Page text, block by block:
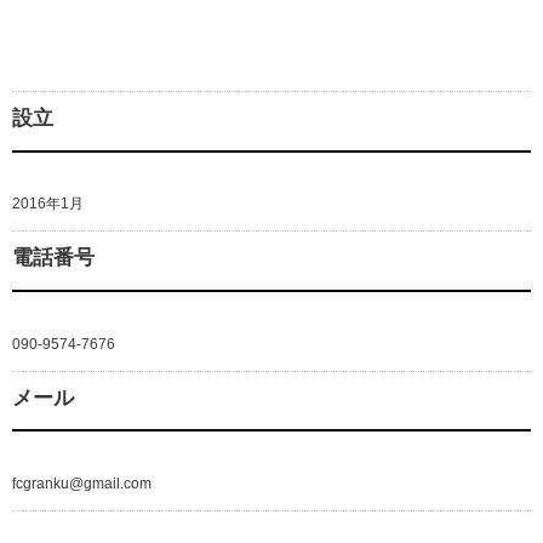
設立
2016年1月
電話番号
090-9574-7676
メール
fcgranku@gmail.com